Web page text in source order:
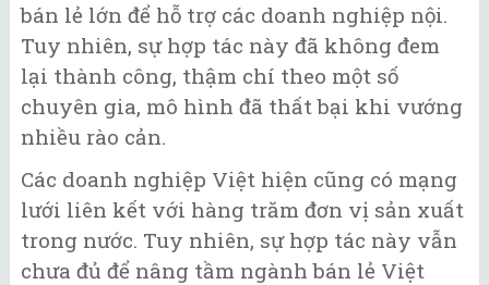
bán lẻ lớn để hỗ trợ các doanh nghiệp nội.
Tuy nhiên, sự hợp tác này đã không đem
lại thành công, thậm chí theo một số
chuyên gia, mô hình đã thất bại khi vướng
nhiều rào cản.
Các doanh nghiệp Việt hiện cũng có mạng
lưới liên kết với hàng trăm đơn vị sản xuất
trong nước. Tuy nhiên, sự hợp tác này vẫn
chưa đủ để nâng tầm ngành bán lẻ Việt